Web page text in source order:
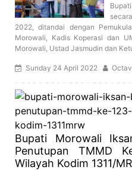
2022, ditandai dengan
Morowali, Kadis Koperasi dan
Morowali, Ustad Jasmudin dan
Sunday 24 April 2022
Bupati Morowali
Penutupan TMMD
Wilayah Kodim 1311/